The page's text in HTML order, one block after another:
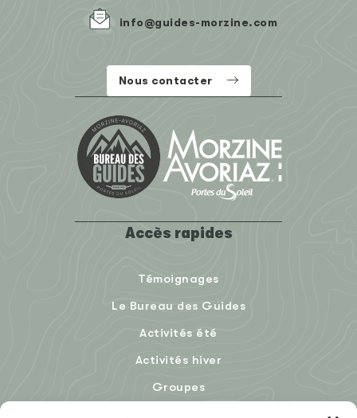
info@guides-morzine.com
Nous contacter
Accès rapides
Témoignages
Le Bureau des Guides
Activités été
Activités hiver
Groupes